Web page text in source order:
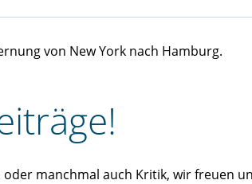
von New York nach Hamburg.
oder manchmal auch Kritik, wir freuen